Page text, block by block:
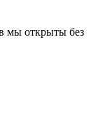
мы открыты без